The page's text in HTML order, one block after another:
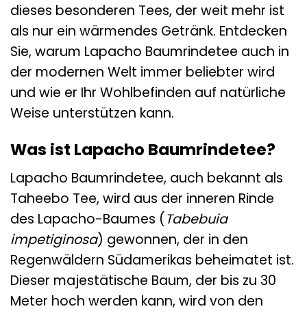
dieses besonderen Tees, der weit mehr ist
als nur ein wärmendes Getränk. Entdecken
Sie, warum Lapacho Baumrindetee auch in
der modernen Welt immer beliebter wird
und wie er Ihr Wohlbefinden auf natürliche
Weise unterstützen kann.
Was ist Lapacho Baumrindetee?
Lapacho Baumrindetee, auch bekannt als
Taheebo Tee, wird aus der inneren Rinde
des Lapacho-Baumes (Tabebuia
impetiginosa) gewonnen, der in den
Regenwäldern Südamerikas beheimatet ist.
Dieser majestätische Baum, der bis zu 30
Meter hoch werden kann, wird von den